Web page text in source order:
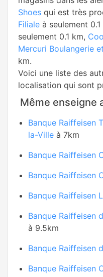
Shoes qui est très
Filiale à seulement 0.1
seulement 0.1 km,
Mercuri Boulangerie
km.
Voici une liste des
localisation qui sont
Même enseigne
Banque Raiffeisen
la-Ville à 7km
Banque Raiffeisen
Banque Raiffeisen
Banque Raiffeisen
Banque Raiffeisen
à 9.5km
Banque Raiffeisen
Banque Raiffeisen